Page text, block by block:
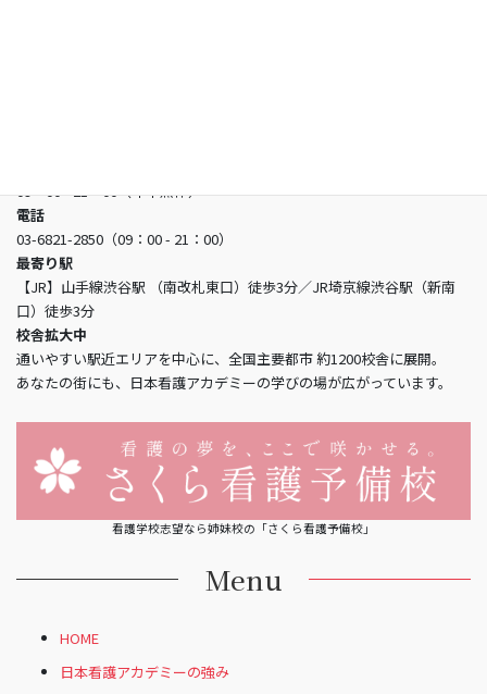
09：00 - 21：00（年中無休）
電話
03-6821-2850（09：00 - 21：00）
最寄り駅
【JR】山手線渋谷駅 （南改札東口）徒歩3分／JR埼京線渋谷駅（新南
口）徒歩3分
校舎拡大中
通いやすい駅近エリアを中心に、全国主要都市 約1200校舎に展開。
あなたの街にも、日本看護アカデミーの学びの場が広がっています。
看護学校志望なら姉妹校の「さくら看護予備校」
Menu
HOME
日本看護アカデミーの強み